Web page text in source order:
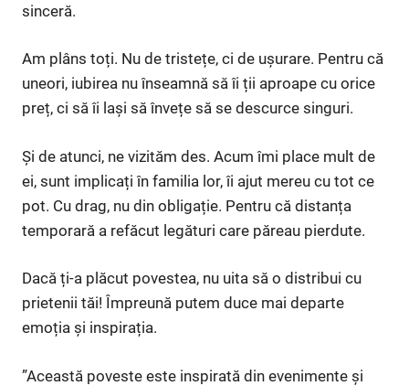
sinceră.
Am plâns toți. Nu de tristețe, ci de ușurare. Pentru că
uneori, iubirea nu înseamnă să îi ții aproape cu orice
preț, ci să îi lași să învețe să se descurce singuri.
Și de atunci, ne vizităm des. Acum îmi place mult de
ei, sunt implicați în familia lor, îi ajut mereu cu tot ce
pot. Cu drag, nu din obligație. Pentru că distanța
temporară a refăcut legături care păreau pierdute.
Dacă ți-a plăcut povestea, nu uita să o distribui cu
prietenii tăi! Împreună putem duce mai departe
emoția și inspirația.
”Această poveste este inspirată din evenimente și